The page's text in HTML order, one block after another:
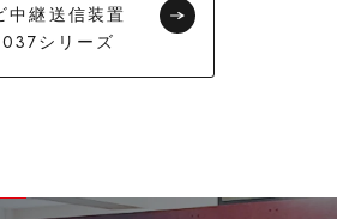
中継送信装置
シリーズ